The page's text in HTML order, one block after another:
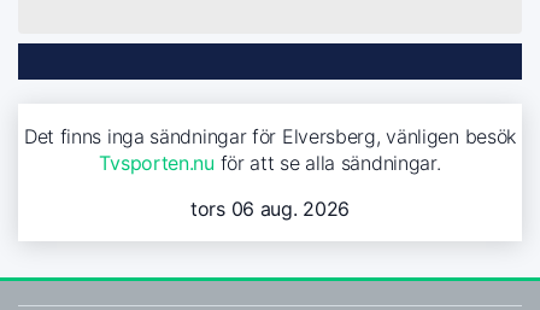
Det finns inga sändningar för Elversberg, vänligen besök
Tvsporten.nu för att se alla sändningar.
tors 06 aug. 2026